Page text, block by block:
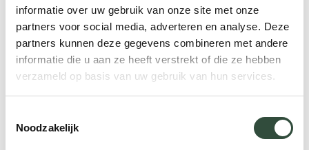
informatie over uw gebruik van onze site met onze
partners voor social media, adverteren en analyse. Deze
partners kunnen deze gegevens combineren met andere
informatie die u aan ze heeft verstrekt of die ze hebben
verzameld op basis van uw gebruik van hun services.
Noodzakelijk
hebben. Komen hierin ook elementen
terug die gaan over jullie manier van
samenwerken en de beperking van de
milieubelasting? Of staat in de visie alleen
vermeld dat jullie het beste product tegen